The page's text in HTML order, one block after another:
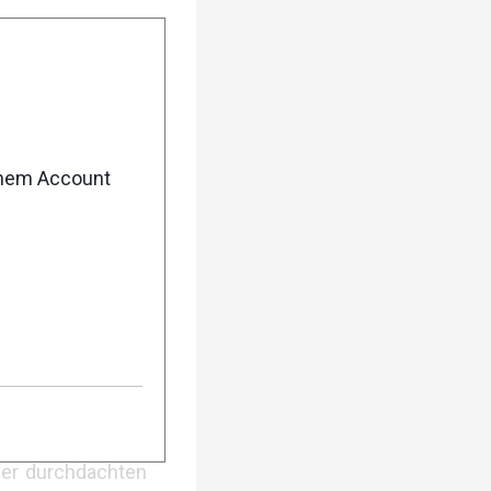
um seine
das Training
jeder Einheit
kann er seine
durchdachten
Account